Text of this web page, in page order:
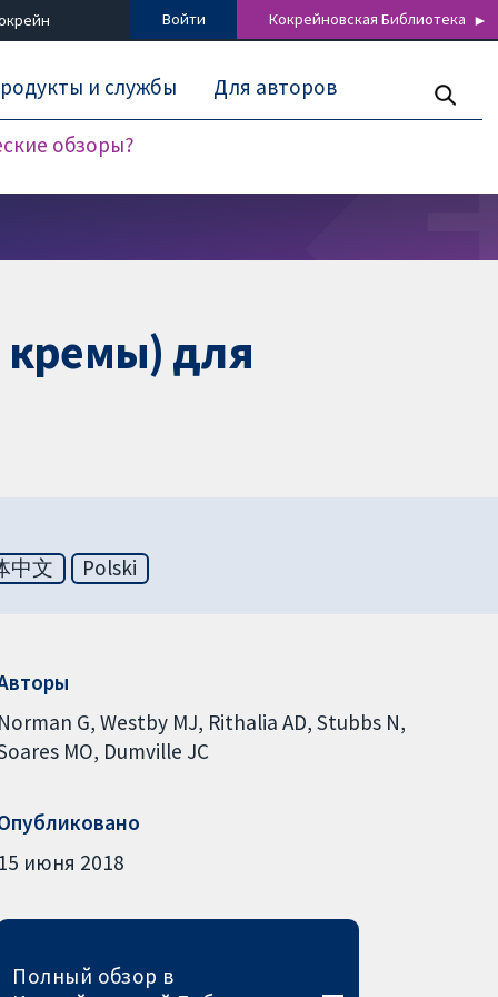
Войти Кокрейновская Библиотека
обзоры?
и службы Для авторов
кремы) для
中文 Polski
Norman G Westby MJ Rithalia AD Stubbs N
MO Dumville JC
15 июня 2018
Полный обзор в